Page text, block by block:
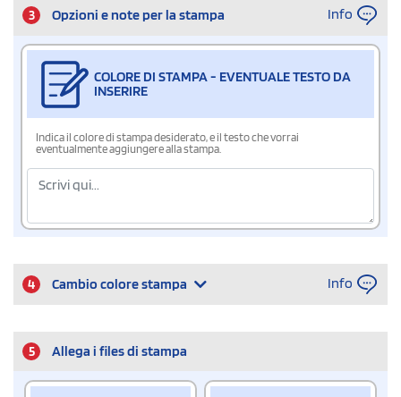
3 Opzioni e note per la stampa Info
COLORE DI STAMPA - EVENTUALE TESTO DA
INSERIRE
Indica il colore di stampa desiderato, e il testo che vorrai
eventualmente aggiungere alla stampa.
4 Cambio colore stampa Info
5 Allega i files di stampa